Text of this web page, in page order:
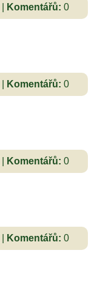
Komentářů: 0
Komentářů: 0
Komentářů: 0
Komentářů: 0